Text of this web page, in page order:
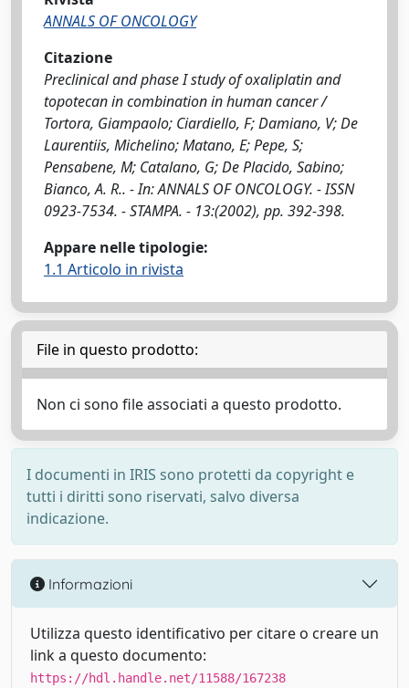
ANNALS OF ONCOLOGY
Citazione
Preclinical and phase I study of oxaliplatin and
topotecan in combination in human cancer /
Tortora, Giampaolo; Ciardiello, F; Damiano, V; De
Laurentiis, Michelino; Matano, E; Pepe, S;
Pensabene, M; Catalano, G; De Placido, Sabino;
Bianco, A. R.. - In: ANNALS OF ONCOLOGY. - ISSN
0923-7534. - STAMPA. - 13:(2002), pp. 392-398.
Appare nelle tipologie:
1.1 Articolo in rivista
File in questo prodotto:
Non ci sono file associati a questo prodotto.
I documenti in IRIS sono protetti da copyright e
tutti i diritti sono riservati, salvo diversa
indicazione.
Informazioni
Utilizza questo identificativo per citare o creare un
link a questo documento:
https://hdl.handle.net/11588/167238